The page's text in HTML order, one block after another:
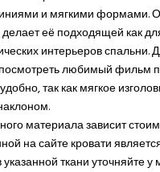
и мягкими формами.
делает её подходящей как
интерьеров спальни.
любимый фильм
так как мягкое
материала зависит
на сайте кровати
ткани уточняйте